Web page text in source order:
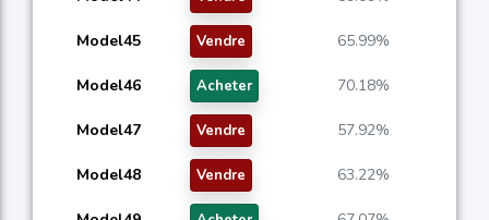
Model45 Vendre 65.99%
Model46 Acheter 70.18%
Model47 Vendre 57.92%
Model48 Vendre 63.22%